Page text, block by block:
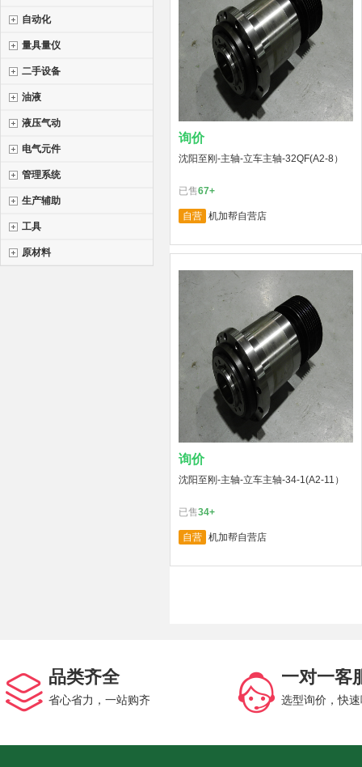
自动化
量具量仪
二手设备
油液
液压气动
电气元件
管理系统
生产辅助
工具
原材料
询价
沈阳至刚-主轴-立车主轴-32QF(A2-8）
已售67+
自营 机加帮自营店
询价
沈阳至刚-主轴-立车主轴-34-1(A2-11）
已售34+
自营 机加帮自营店
品类齐全
省心省力，一站购齐
一对一客
选型询价，快